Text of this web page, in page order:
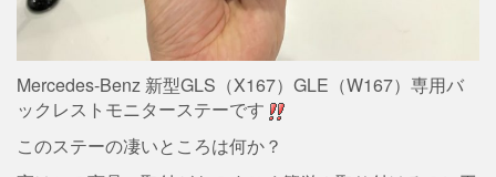
Mercedes-Benz 新型GLS（X167）GLE（W167）専用バ
ックレストモニターステーです
このステーの凄いところは何か？